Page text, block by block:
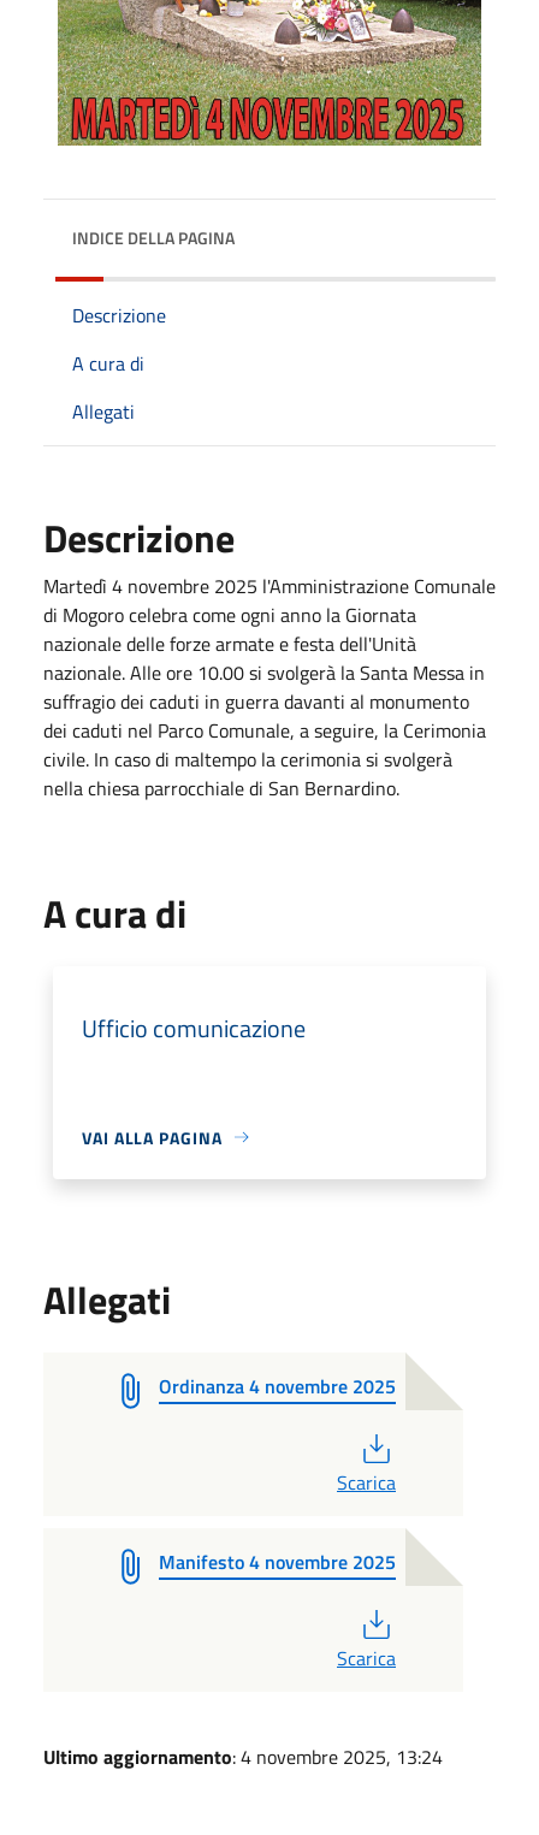
INDICE DELLA PAGINA
Descrizione
A cura di
Allegati
Descrizione
Martedì 4 novembre 2025 l'Amministrazione Comunale
di Mogoro celebra come ogni anno la Giornata
nazionale delle forze armate e festa dell'Unità
nazionale. Alle ore 10.00 si svolgerà la Santa Messa in
suffragio dei caduti in guerra davanti al monumento
dei caduti nel Parco Comunale, a seguire, la Cerimonia
civile. In caso di maltempo la cerimonia si svolgerà
nella chiesa parrocchiale di San Bernardino.
A cura di
Ufficio comunicazione
VAI ALLA PAGINA
Allegati
Ordinanza 4 novembre 2025
Scarica
Manifesto 4 novembre 2025
Scarica
Ultimo aggiornamento: 4 novembre 2025, 13:24